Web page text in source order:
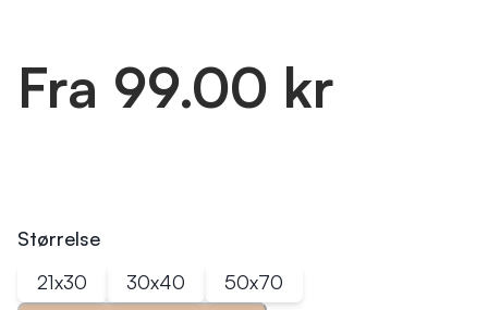
Fra 99.00 kr
Størrelse
21x30
30x40 50x70